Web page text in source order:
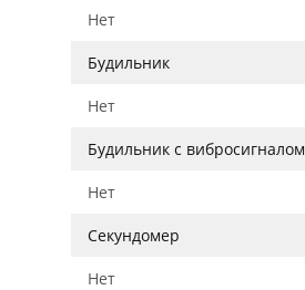
Нет
Будильник
Нет
Будильник с вибросигналом
Нет
Секундомер
Нет